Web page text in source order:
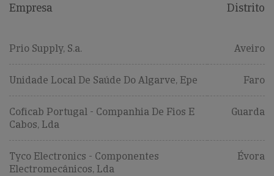
Empresa Distrito
Prio Supply, S.a. Aveiro
Unidade Local De Saúde Do Algarve, Epe Faro
Coficab Portugal - Companhia De Fios E
Cabos, Lda
Guarda
Tyco Electronics - Componentes
Electromecânicos, Lda
Évora